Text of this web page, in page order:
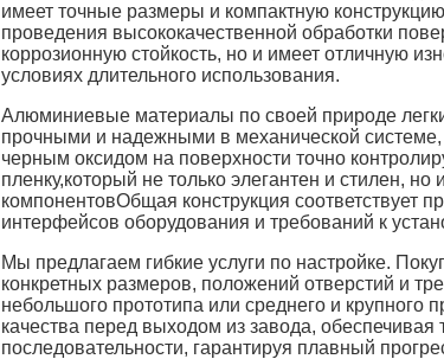
имеет точные размеры и компактную
проведения высококачественной обработки
коррозионную стойкость, но и имеет отличную
условиях длительного использования.
Алюминиевые материалы по своей природе
прочными и надежными в механической системе,
черным оксидом на поверхности точно
пленку,который не только элегантен и стилен,
компонентовОбщая конструкция
интерфейсов оборудования и требований к
Мы предлагаем гибкие услуги по настройке.
конкретных размеров, положений отверстий и
небольшого прототипа или среднего и крупного
качества перед выходом из завода,
последовательности, гарантируя плавный